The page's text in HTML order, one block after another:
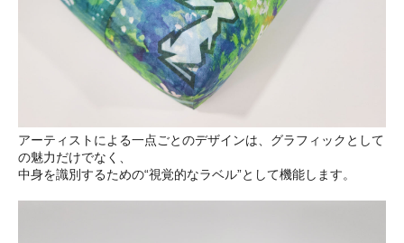
アーティストによる一点ごとのデザインは、グラフィックとして
の魅力だけでなく、
中身を識別するための“視覚的なラベル”として機能します。